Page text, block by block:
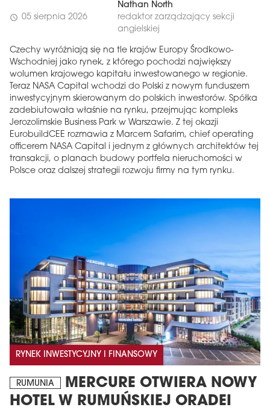
schedule 05 sierpnia 2026
Nathan North
redaktor zarządzający sekcji
angielskiej
Czechy wyróżniają się na tle krajów Europy Środkowo-
Wschodniej jako rynek, z którego pochodzi największy
wolumen krajowego kapitału inwestowanego w regionie.
Teraz NASA Capital wchodzi do Polski z nowym funduszem
inwestycyjnym skierowanym do polskich inwestorów. Spółka
zadebiutowała właśnie na rynku, przejmując kompleks
Jerozolimskie Business Park w Warszawie. Z tej okazji
EurobuildCEE rozmawia z Marcem Safarim, chief operating
officerem NASA Capital i jednym z głównych architektów tej
transakcji, o planach budowy portfela nieruchomości w
Polsce oraz dalszej strategii rozwoju firmy na tym rynku.
RYNEK INWESTYCYJNY I FINANSOWY
RUMUNIA
MERCURE OTWIERA NOWY
HOTEL W RUMUŃSKIEJ ORADEI